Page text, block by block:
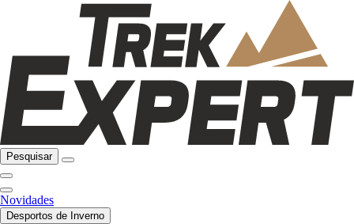
Pesquisar
Novidades
Desportos de Inverno